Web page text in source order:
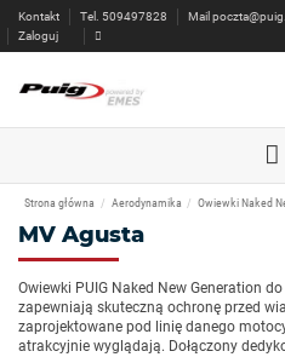
Kontakt Tel. 509497828 Mail
Zaloguj
Strona główna Aerodynamika Owiewki Naked
MV Agusta
Owiewki PUIG Naked New Generation
zapewniają skuteczną ochronę przed
zaprojektowane pod linię danego
atrakcyjnie wyglądają. Dołączony